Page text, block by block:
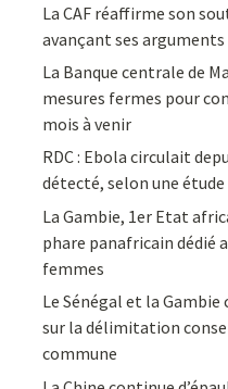
La CAF réaffirme son
avançant ses arguments
La Banque centrale de
mesures fermes pour
mois à venir
RDC : Ebola circulait
détecté, selon une étude
La Gambie, 1er Etat
phare panafricain dédié
femmes
Le Sénégal et la
sur la délimitation
commune